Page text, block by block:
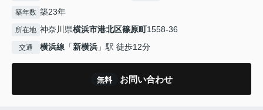
築年数 築23年
所在地 神奈川県横浜市港北区篠原町1558-36
交通 横浜線 「新横浜 」駅 徒歩12分
無料 お問い合わせ